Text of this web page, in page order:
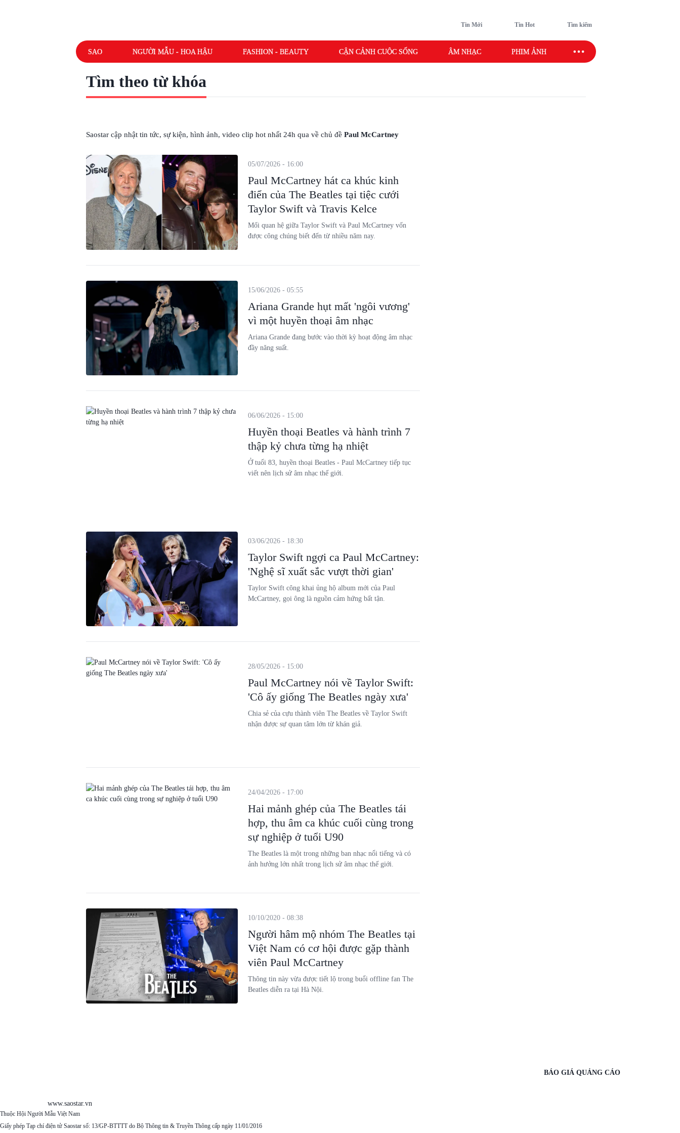
Tin Mới Tin Hot Tìm kiếm
SAO NGƯỜI MẪU - HOA HẬU FASHION - BEAUTY CẬN CẢNH CUỘC SỐNG ÂM NHẠC PHIM ẢNH SAO SPORT
Tìm theo từ khóa
Saostar cập nhật tin tức, sự kiện, hình ảnh, video clip hot nhất 24h qua về chủ đề Paul McCartney
Paul McCartney hát ca khúc kinh
điển của The Beatles tại tiệc cưới
Taylor Swift và Travis Kelce
05/07/2026 - 16:00
Mối quan hệ giữa Taylor Swift và Paul McCartney vốn
được công chúng biết đến từ nhiều năm nay.
Ariana Grande hụt mất 'ngôi vương'
vì một huyền thoại âm nhạc
15/06/2026 - 05:55
Ariana Grande đang bước vào thời kỳ hoạt động âm nhạc
đầy năng suất.
Huyền thoại Beatles và hành trình 7
thập kỷ chưa từng hạ nhiệt
06/06/2026 - 15:00
Ở tuổi 83, huyền thoại Beatles - Paul McCartney tiếp tục
viết nên lịch sử âm nhạc thế giới.
Taylor Swift ngợi ca Paul McCartney:
'Nghệ sĩ xuất sắc vượt thời gian'
03/06/2026 - 18:30
Taylor Swift công khai ủng hộ album mới của Paul
McCartney, gọi ông là nguồn cảm hứng bất tận.
Paul McCartney nói về Taylor Swift:
'Cô ấy giống The Beatles ngày xưa'
28/05/2026 - 15:00
Chia sẻ của cựu thành viên The Beatles về Taylor Swift
nhận được sự quan tâm lớn từ khán giả.
Hai mảnh ghép của The Beatles tái
hợp, thu âm ca khúc cuối cùng trong
sự nghiệp ở tuổi U90
24/04/2026 - 17:00
The Beatles là một trong những ban nhạc nổi tiếng và có
ảnh hưởng lớn nhất trong lịch sử âm nhạc thế giới.
Người hâm mộ nhóm The Beatles tại
Việt Nam có cơ hội được gặp thành
viên Paul McCartney
10/10/2020 - 08:38
Thông tin này vừa được tiết lộ trong buổi offline fan The
Beatles diễn ra tại Hà Nội.
www.saostar.vn
BÁO GIÁ QUẢNG CÁO
Thuộc Hội Người Mẫu Việt Nam
Giấy phép Tạp chí điện tử Saostar số: 13/GP-BTTTT do Bộ Thông tin & Truyền Thông cấp ngày 11/01/2016